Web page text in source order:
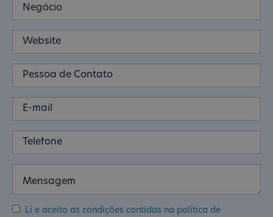
Li e aceito as condições contidas na política de